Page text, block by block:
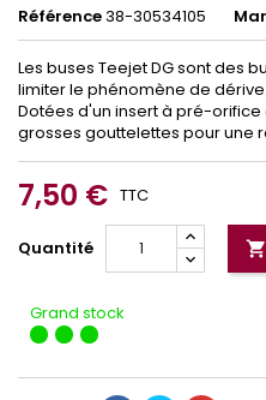
Référence38-30534105
Les buses Teejet DG sont des
limiter le phénomène de dérive.
Dotées d'un insert à pré-
grosses gouttelettes pour une
7,50 € TTC
Quantité 
Grand stock